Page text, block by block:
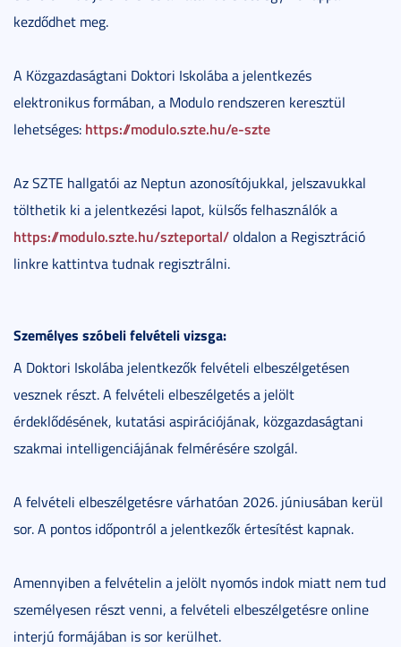
kezdődhet meg.
A Közgazdaságtani Doktori Iskolába a jelentkezés
elektronikus formában, a Modulo rendszeren keresztül
lehetséges: https://modulo.szte.hu/e-szte
Az SZTE hallgatói az Neptun azonosítójukkal, jelszavukkal
tölthetik ki a jelentkezési lapot, külsős felhasználók a
https://modulo.szte.hu/szteportal/oldalon a Regisztráció
linkre kattintva tudnak regisztrálni.
Személyes szóbeli felvételi vizsga:
A Doktori Iskolába jelentkezők felvételi elbeszélgetésen
vesznek részt. A felvételi elbeszélgetés a jelölt
érdeklődésének, kutatási aspirációjának, közgazdaságtani
szakmai intelligenciájának felmérésére szolgál.
A felvételi elbeszélgetésre várhatóan 2026. júniusában kerül
sor. A pontos időpontról a jelentkezők értesítést kapnak.
Amennyiben a felvételin a jelölt nyomós indok miatt nem tud
személyesen részt venni, a felvételi elbeszélgetésre online
interjú formájában is sor kerülhet.